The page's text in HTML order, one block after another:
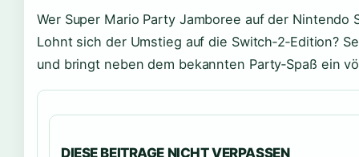
Wer Super Mario Party Jamboree auf der
Lohnt sich der Umstieg auf die Switch‑2‑Edition?
und bringt neben dem bekannten Party‑Spaß ein
DIESE BEITRAGE NICHT VERPASSEN